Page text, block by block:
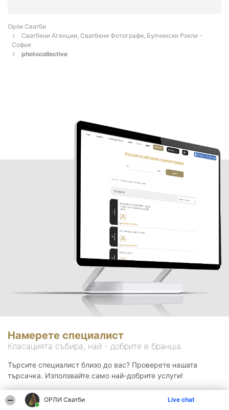
ОРЛИ Сватби Live chat
Орли Сватби
Сватбени Агенции, Сватбени Фотографи, Булчински Рокли -
София
photocollective
Намерете специалист
Класацията събира, най - добрите в бранша.
Търсите специалист близо до вас? Проверете нашата
търсачка. Използвайте само най-добрите услуги!